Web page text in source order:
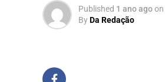
Published 1 ano agoon
ByDa Redação